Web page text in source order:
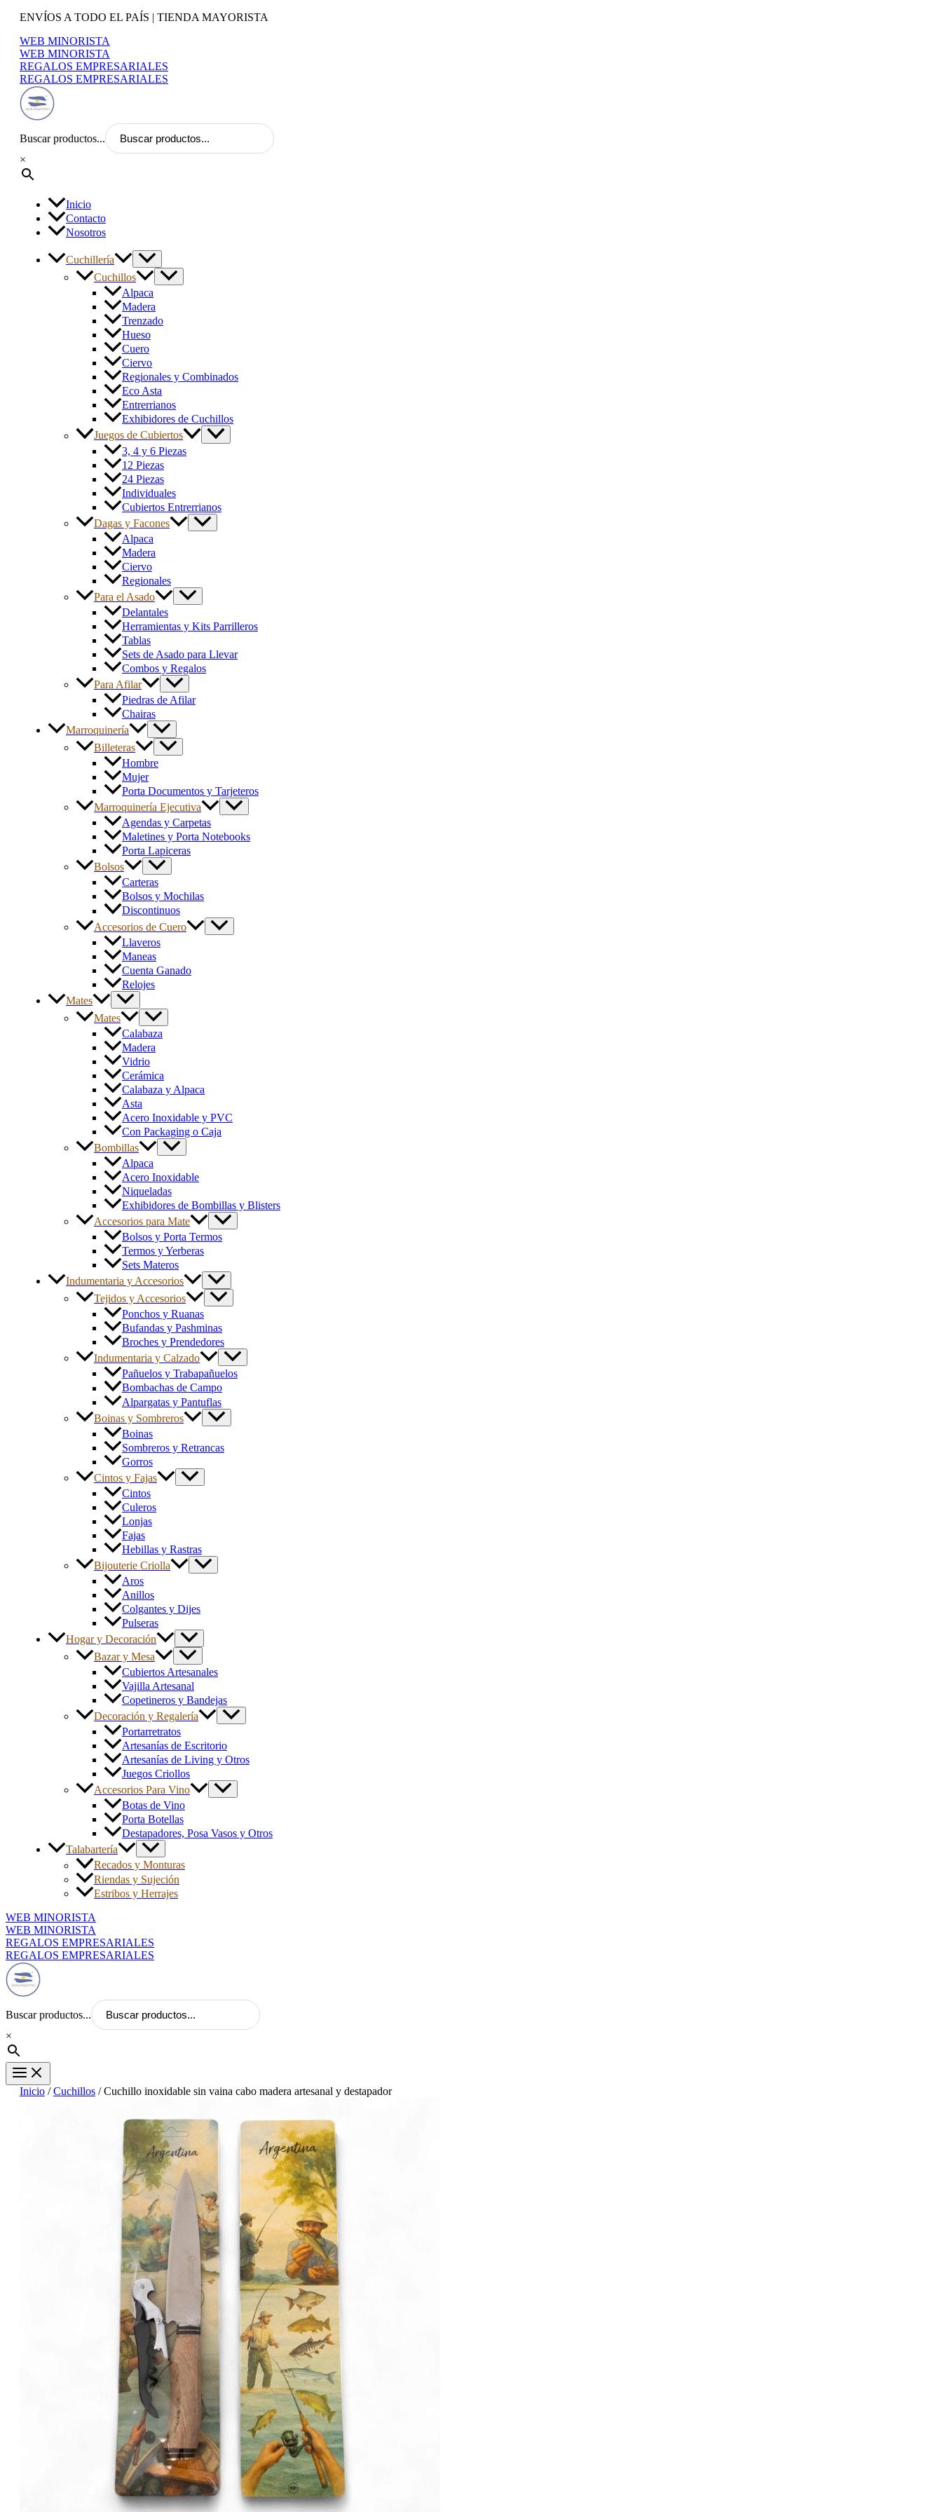
contenido
ENVÍOS A TODO EL PAÍS | TIENDA MAYORISTA
WEB MINORISTA
WEB MINORISTA
REGALOS EMPRESARIALES
REGALOS EMPRESARIALES
Buscar productos...
×
Inicio
Contacto
Nosotros
Cuchillería
Cuchillos
Alpaca
Madera
Trenzado
Hueso
Cuero
Ciervo
Regionales y Combinados
Eco Asta
Entrerrianos
Exhibidores de Cuchillos
Juegos de Cubiertos
3, 4 y 6 Piezas
12 Piezas
24 Piezas
Individuales
Cubiertos Entrerrianos
Dagas y Facones
Alpaca
Madera
Ciervo
Regionales
Para el Asado
Delantales
Herramientas y Kits Parrilleros
Tablas
Sets de Asado para Llevar
Combos y Regalos
Para Afilar
Piedras de Afilar
Chairas
Marroquinería
Billeteras
Hombre
Mujer
Porta Documentos y Tarjeteros
Marroquinería Ejecutiva
Agendas y Carpetas
Maletines y Porta Notebooks
Porta Lapiceras
Bolsos
Carteras
Bolsos y Mochilas
Discontinuos
Accesorios de Cuero
Llaveros
Maneas
Cuenta Ganado
Relojes
Mates
Mates
Calabaza
Madera
Vidrio
Cerámica
Calabaza y Alpaca
Asta
Acero Inoxidable y PVC
Con Packaging o Caja
Bombillas
Alpaca
Acero Inoxidable
Niqueladas
Exhibidores de Bombillas y Blisters
Accesorios para Mate
Bolsos y Porta Termos
Termos y Yerberas
Sets Materos
Indumentaria y Accesorios
Tejidos y Accesorios
Ponchos y Ruanas
Bufandas y Pashminas
Broches y Prendedores
Indumentaria y Calzado
Pañuelos y Trabapañuelos
Bombachas de Campo
Alpargatas y Pantuflas
Boinas y Sombreros
Boinas
Sombreros y Retrancas
Gorros
Cintos y Fajas
Cintos
Culeros
Lonjas
Fajas
Hebillas y Rastras
Bijouterie Criolla
Aros
Anillos
Colgantes y Dijes
Pulseras
Hogar y Decoración
Bazar y Mesa
Cubiertos Artesanales
Vajilla Artesanal
Copetineros y Bandejas
Decoración y Regalería
Portarretratos
Artesanías de Escritorio
Artesanías de Living y Otros
Juegos Criollos
Accesorios Para Vino
Botas de Vino
Porta Botellas
Destapadores, Posa Vasos y Otros
Talabartería
Recados y Monturas
Riendas y Sujeción
Estribos y Herrajes
WEB MINORISTA
WEB MINORISTA
REGALOS EMPRESARIALES
REGALOS EMPRESARIALES
Buscar productos...
×
Inicio /Cuchillos / Cuchillo inoxidable sin vaina cabo madera artesanal y destapador